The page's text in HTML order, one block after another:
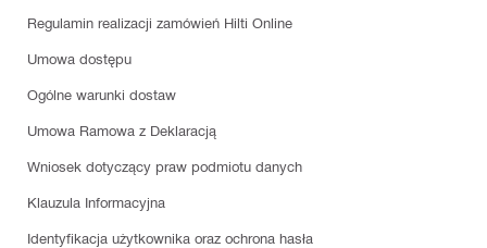
Regulamin realizacji zamówień Hilti Online
Umowa dostępu
Ogólne warunki dostaw
Umowa Ramowa z Deklaracją
Wniosek dotyczący praw podmiotu danych
Klauzula Informacyjna
Identyfikacja użytkownika oraz ochrona hasła